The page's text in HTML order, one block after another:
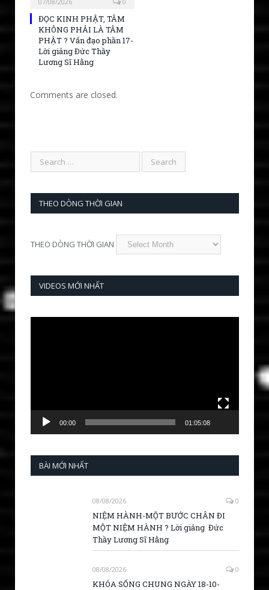
ĐỌC KINH PHẬT, TÂM
KHÔNG PHẢI LÀ TÂM
PHẬT ? Vấn đạo phần 17-
Lời giảng Đức Thầy
Lương Sĩ Hằng
Comments are closed.
THEO DÒNG THỜI GIAN
THEO DÒNG THỜI GIAN
VIDEOS MỚI NHẤT
00:00 01:05:08
BÀI MỚI NHẤT
08/08/2026 0
NIỆM HÀNH-MỘT BƯỚC CHÂN ĐI
MỘT NIỆM HÀNH ? Lời giảng Đức
Thầy Lương Sĩ Hằng
08/08/2026 0
KHÓA SỐNG CHUNG NGÀY 18-10-